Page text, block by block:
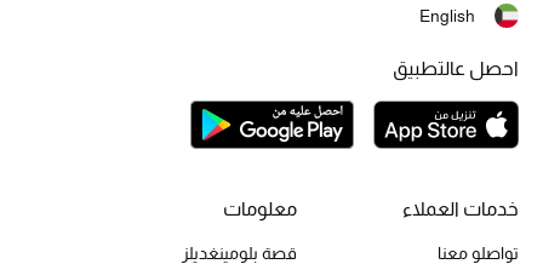
أحذية النسائية
تشكيلة الأحذية
خدمات العملاء
تواصلو معنا
معلومات
قصة بلومينغديلز
English
احصل عالتطبيق